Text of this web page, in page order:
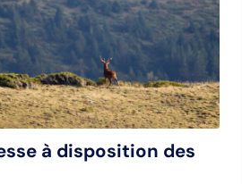
à disposition des